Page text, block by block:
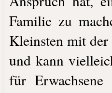
Familie zu
Kleinsten mit
und kann
für